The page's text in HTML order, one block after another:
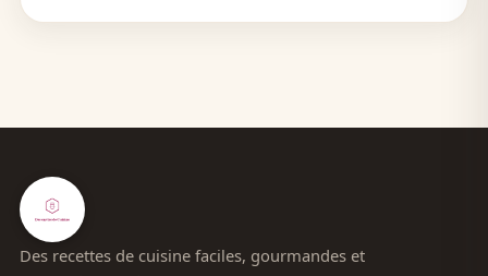
Des recettes de cuisine faciles, gourmandes et